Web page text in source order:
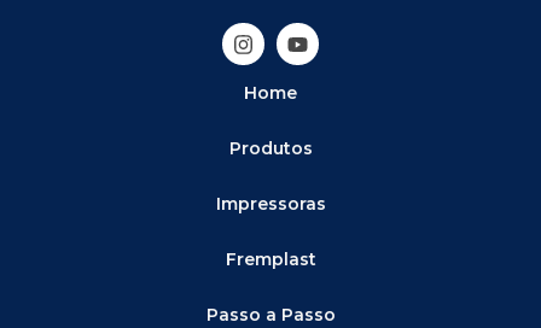
Home
Produtos
Impressoras
Fremplast
Passo a Passo